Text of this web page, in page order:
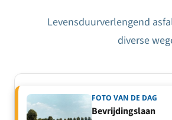
Levensduurverlengend
diverse
FOTO VAN DE DAG
Bevrijdingslaan